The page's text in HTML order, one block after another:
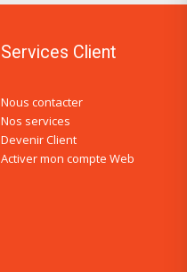
Services Client
Nous contacter
Nos services
Devenir Client
Activer mon compte Web